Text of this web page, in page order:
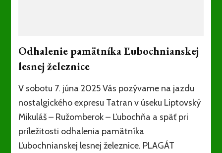
Odhalenie pamätníka Ľubochnianskej
lesnej železnice
V sobotu 7. júna 2025 Vás pozývame na jazdu
nostalgického expresu Tatran v úseku Liptovský
Mikuláš – Ružomberok – Ľubochňa a späť pri
príležitosti odhalenia pamätníka
Ľubochnianskej lesnej železnice. PLAGÁT